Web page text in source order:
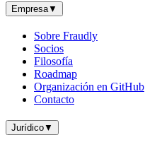
Empresa▼
Sobre Fraudly
Socios
Filosofía
Roadmap
Organización en GitHub
Contacto
Jurídico▼